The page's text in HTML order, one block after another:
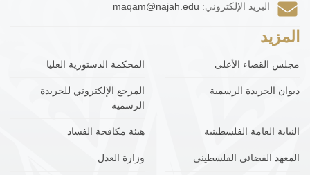
البريد الإلكتروني: maqam@najah.edu
المزيد
مجلس القضاء الأعلى المحكمة الدستورية العليا
ديوان الجريدة الرسمية
المرجع الإلكتروني للجريدة
الرسمية
النيابة العامة الفلسطينية هيئة مكافحة الفساد
المعهد القضائي الفلسطيني وزارة العدل